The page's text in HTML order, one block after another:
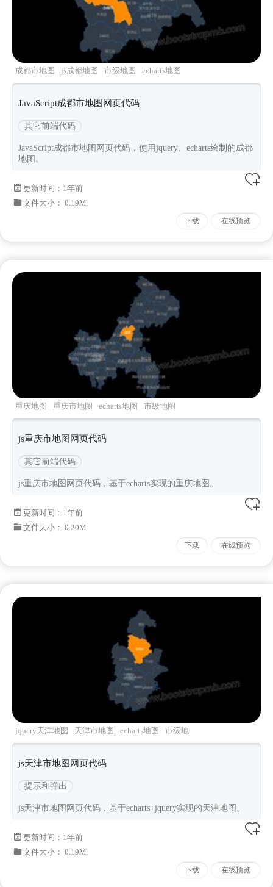
成都市地图 js成都地图 市级地图 echarts地图
JavaScript成都市地图网页代码
其它前端代码
JavaScript成都市地图网页代码，使用jquery、echarts绘制的成都
地图。
更新时间： 1年前
文件大小： 0.19M
下载 在线预览
重庆地图 重庆市地图 echarts地图 市级地图
js重庆市地图网页代码
其它前端代码
js重庆市地图网页代码，基于echarts实现的重庆地图。
更新时间： 1年前
文件大小： 0.20M
下载 在线预览
jquery天津地图 天津市地图 echarts地图
市级地
图
js天津市地图网页代码
提示和弹出
js天津市地图网页代码，基于echarts+jquery实现的天津地图。
更新时间： 1年前
文件大小： 0.19M
下载 在线预览